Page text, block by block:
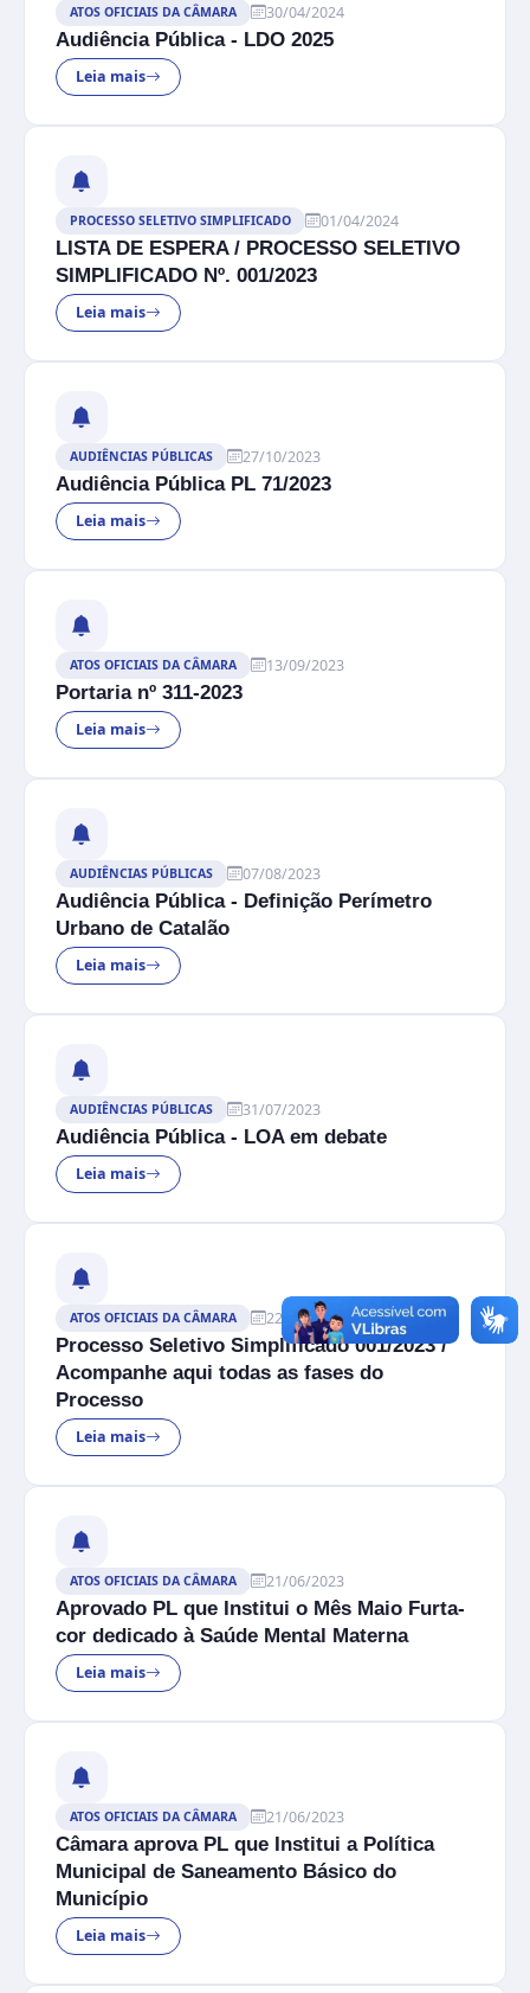
ATOS OFICIAIS DA CÂMARA 30/04/2024
Audiência Pública - LDO 2025
Leia mais
PROCESSO SELETIVO SIMPLIFICADO 01/04/2024
LISTA DE ESPERA / PROCESSO SELETIVO
SIMPLIFICADO Nº. 001/2023
Leia mais
AUDIÊNCIAS PÚBLICAS 27/10/2023
Audiência Pública PL 71/2023
Leia mais
ATOS OFICIAIS DA CÂMARA 13/09/2023
Portaria nº 311-2023
Leia mais
AUDIÊNCIAS PÚBLICAS 07/08/2023
Audiência Pública - Definição Perímetro
Urbano de Catalão
Leia mais
AUDIÊNCIAS PÚBLICAS 31/07/2023
Audiência Pública - LOA em debate
Leia mais
ATOS OFICIAIS DA CÂMARA 22/06/2023
Processo Seletivo Simplificado 001/2023 /
Acompanhe aqui todas as fases do
Processo
Leia mais
ATOS OFICIAIS DA CÂMARA 21/06/2023
Aprovado PL que Institui o Mês Maio Furta-
cor dedicado à Saúde Mental Materna
Leia mais
ATOS OFICIAIS DA CÂMARA 21/06/2023
Câmara aprova PL que Institui a Política
Municipal de Saneamento Básico do
Município
Leia mais